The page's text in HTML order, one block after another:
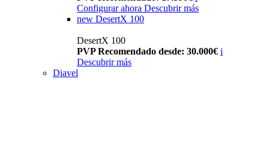
Configurar ahora Descubrir más
new DesertX 100
DesertX 100
PVP Recomendado desde: 30.000€ i
Descubrir más
Diavel